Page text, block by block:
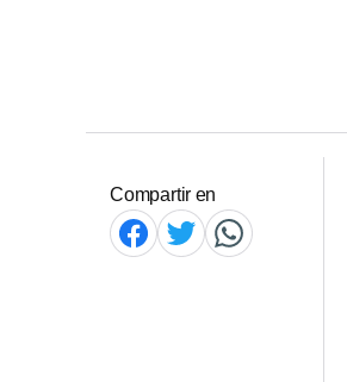
Compartir en